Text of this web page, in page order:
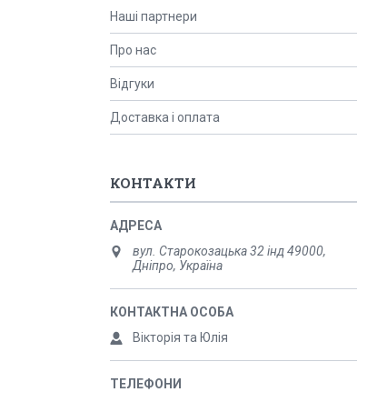
Наші партнери
Про нас
Відгуки
Доставка і оплата
КОНТАКТИ
вул. Старокозацька 32 інд 49000,
Дніпро, Україна
Вікторія та Юлія